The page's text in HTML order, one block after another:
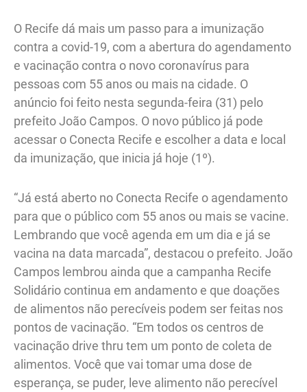
O Recife dá mais um passo para a imunização
contra a covid-19, com a abertura do agendamento
e vacinação contra o novo coronavírus para
pessoas com 55 anos ou mais na cidade. O
anúncio foi feito nesta segunda-feira (31) pelo
prefeito João Campos. O novo público já pode
acessar o Conecta Recife e escolher a data e local
da imunização, que inicia já hoje (1º).
“Já está aberto no Conecta Recife o agendamento
para que o público com 55 anos ou mais se vacine.
Lembrando que você agenda em um dia e já se
vacina na data marcada”, destacou o prefeito. João
Campos lembrou ainda que a campanha Recife
Solidário continua em andamento e que doações
de alimentos não perecíveis podem ser feitas nos
pontos de vacinação. “Em todos os centros de
vacinação drive thru tem um ponto de coleta de
alimentos. Você que vai tomar uma dose de
esperança, se puder, leve alimento não perecível